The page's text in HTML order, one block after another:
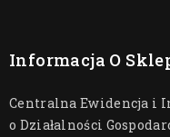
Informacja O
Centralna Ewidencja i
o Działalności